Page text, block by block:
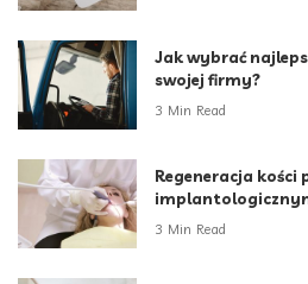
Jak wybrać
swojej firmy?
3 Min Read
Regeneracja kości
3 Min Read